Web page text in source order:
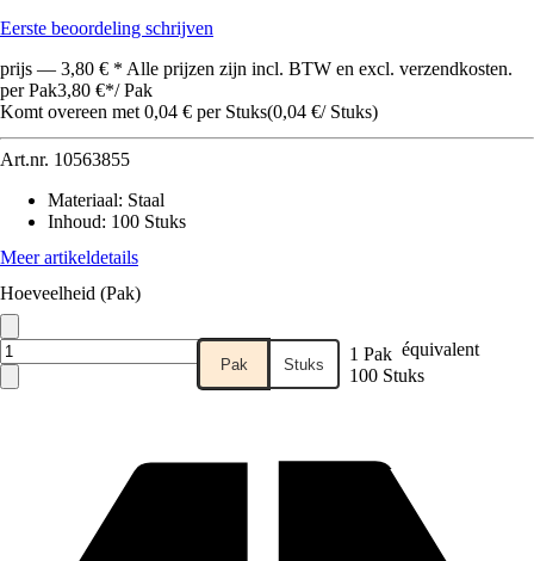
Eerste beoordeling schrijven
prijs — 3,80 € * Alle prijzen zijn incl. BTW en excl. verzendkosten.
per Pak3,80 €*/ Pak
Komt overeen met 0,04 € per Stuks(0,04 €/ Stuks)
Art.nr. 10563855
Materiaal: Staal
Inhoud: 100 Stuks
Meer artikeldetails
Hoeveelheid (Pak)
Pak Stuks 1 Pak équivalent
100 Stuks